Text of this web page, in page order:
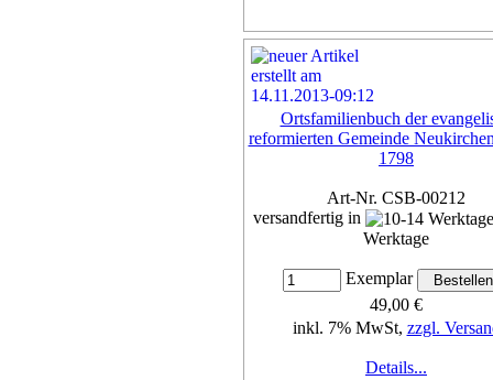
Ortsfamilienbuch der
reformierten Gemeinde
1798
Art-Nr. CSB-00212
versandfertig in
Werktage
Exemplar
49,00 €
inkl. 7% MwSt, zzgl.
Details...